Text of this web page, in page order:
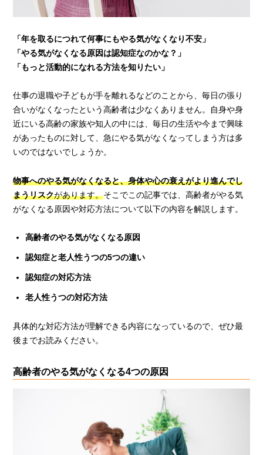
「年を取るにつれて何事にもやる気がなくなり不安」
「やる気がなくなる原因は認知症なのかな？」
「もっと活動的になれる方法を知りたい」
仕事の退職や子どもが手を離れるなどのことから、毎日の張り
合いがなくなったという高齢者は少なくありません。自身や身
近にいる高齢の家族や知人の中には、毎日の生活や今まで興味
があったものに対して、急にやる気がなくなってしまう方は多
いのではないでしょうか。
物事へのやる気がなくなると、身体や心の衰えがより進んでし
まうリスクがあります。そこでこの記事では、高齢者がやる気
がなくなる原因や対応方法について以下の内容を解説します。
高齢者のやる気がなくなる原因
認知症と老人性うつの5つの違い
認知症の対応方法
老人性うつの対応方法
具体的な対応方法が理解できる内容になっているので、ぜひ最
後までお読みください。
高齢者のやる気がなくなる4つの原因